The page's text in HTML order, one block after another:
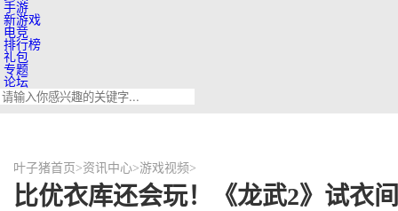
手游
新游戏
电竞
排行榜
礼包
专题
论坛
叶子猪首页 >资讯中心>游戏视频>
比优衣库还会玩！《龙武2》试衣